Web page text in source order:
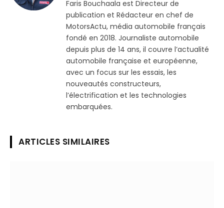
Faris Bouchaala est Directeur de
publication et Rédacteur en chef de
MotorsActu, média automobile français
fondé en 2018. Journaliste automobile
depuis plus de 14 ans, il couvre l’actualité
automobile française et européenne,
avec un focus sur les essais, les
nouveautés constructeurs,
l’électrification et les technologies
embarquées.
ARTICLES SIMILAIRES